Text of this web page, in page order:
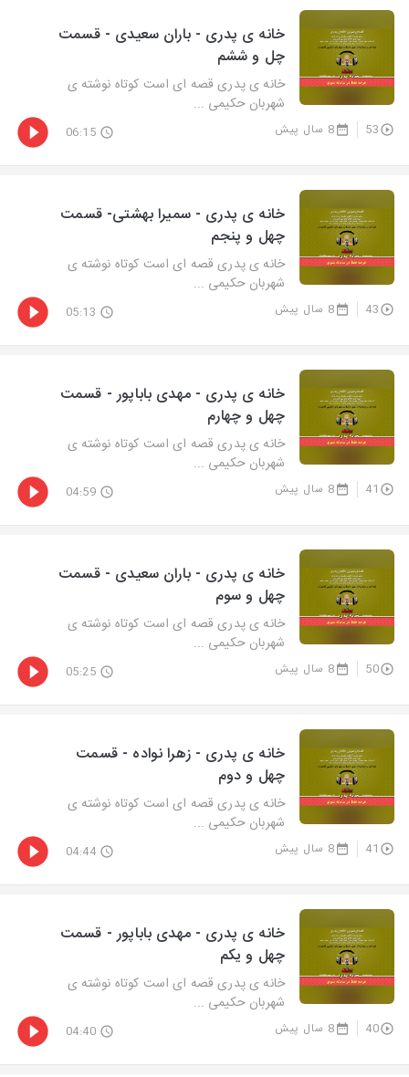
خانه ی پدری - باران سعیدی - قسمت
چل و ششم
خانه ی پدری قصه ای است کوتاه نوشته ی
شهربان حکیمی ...
53 8 سال پیش 06:15
خانه ی پدری - سمیرا بهشتی- قسمت
چهل و پنجم
خانه ی پدری قصه ای است کوتاه نوشته ی
شهربان حکیمی ...
43 8 سال پیش 05:13
خانه ی پدری - مهدی باباپور - قسمت
چهل و چهارم
خانه ی پدری قصه ای است کوتاه نوشته ی
شهربان حکیمی ...
41 8 سال پیش 04:59
خانه ی پدری - باران سعیدی - قسمت
چهل و سوم
خانه ی پدری قصه ای است کوتاه نوشته ی
شهربان حکیمی ...
50 8 سال پیش 05:25
خانه ی پدری - زهرا نواده - قسمت
چهل و دوم
خانه ی پدری قصه ای است کوتاه نوشته ی
شهربان حکیمی ...
41 8 سال پیش 04:44
خانه ی پدری - مهدی باباپور - قسمت
چهل و یکم
خانه ی پدری قصه ای است کوتاه نوشته ی
شهربان حکیمی ...
40 8 سال پیش 04:40